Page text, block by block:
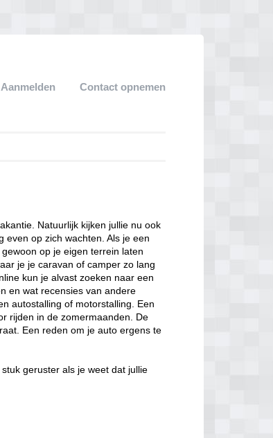
Contact opnemen
Natuurlijk kijken jullie nu ook
even op zich wachten. Als je een
op je eigen terrein laten
je je caravan of camper zo lang
kun je alvast zoeken naar een
en wat recensies van andere
autostalling of motorstalling. Een
rijden in de zomermaanden. De
Een reden om je auto ergens te
geruster als je weet dat jullie